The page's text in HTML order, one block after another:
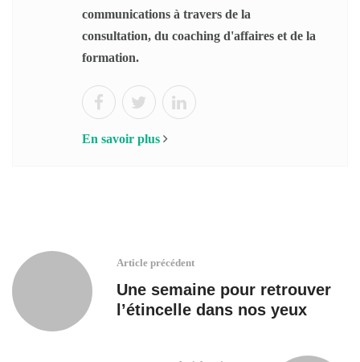
communications à travers de la
consultation, du coaching d'affaires et de la
formation.
En savoir plus
Article précédent
Une semaine pour retrouver
l’étincelle dans nos yeux